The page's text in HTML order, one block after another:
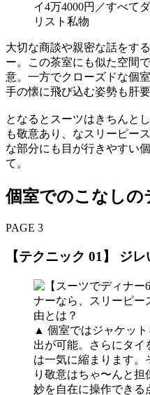
イ4万4000円／すべて
リスト私物
大切な商談や親密な話をす
ー。この茶室にも似た空間
意。一方でクローズドな個
手の懐に飛び込む姿勢も肝要
となるとスーツはきちんと
も敬意あり、なスリーピー
な部分にも目が行きやすい
て。
個室でのこなしの
PAGE 3
【テクニック 01】 ジ
▲ 個室ではジャケッ
出が可能。さらにタイ
は一気に縮まります。
り敬意はちゃ〜んと
妙を自在に操作できる